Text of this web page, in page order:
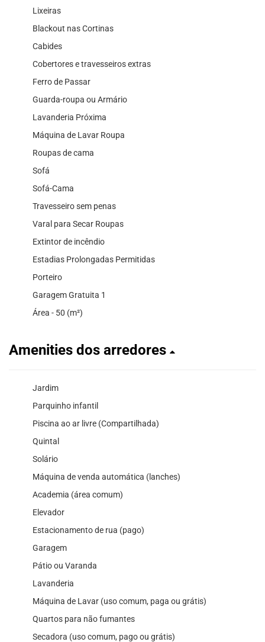
Lixeiras
Blackout nas Cortinas
Cabides
Cobertores e travesseiros extras
Ferro de Passar
Guarda-roupa ou Armário
Lavanderia Próxima
Máquina de Lavar Roupa
Roupas de cama
Sofá
Sofá-Cama
Travesseiro sem penas
Varal para Secar Roupas
Extintor de incêndio
Estadias Prolongadas Permitidas
Porteiro
Garagem Gratuita 1
Área - 50 (m²)
Amenities dos arredores
Jardim
Parquinho infantil
Piscina ao ar livre (Compartilhada)
Quintal
Solário
Máquina de venda automática (lanches)
Academia (área comum)
Elevador
Estacionamento de rua (pago)
Garagem
Pátio ou Varanda
Lavanderia
Máquina de Lavar (uso comum, paga ou grátis)
Quartos para não fumantes
Secadora (uso comum, pago ou grátis)